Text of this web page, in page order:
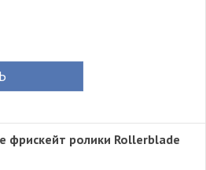
фрискейт ролики Rollerblade